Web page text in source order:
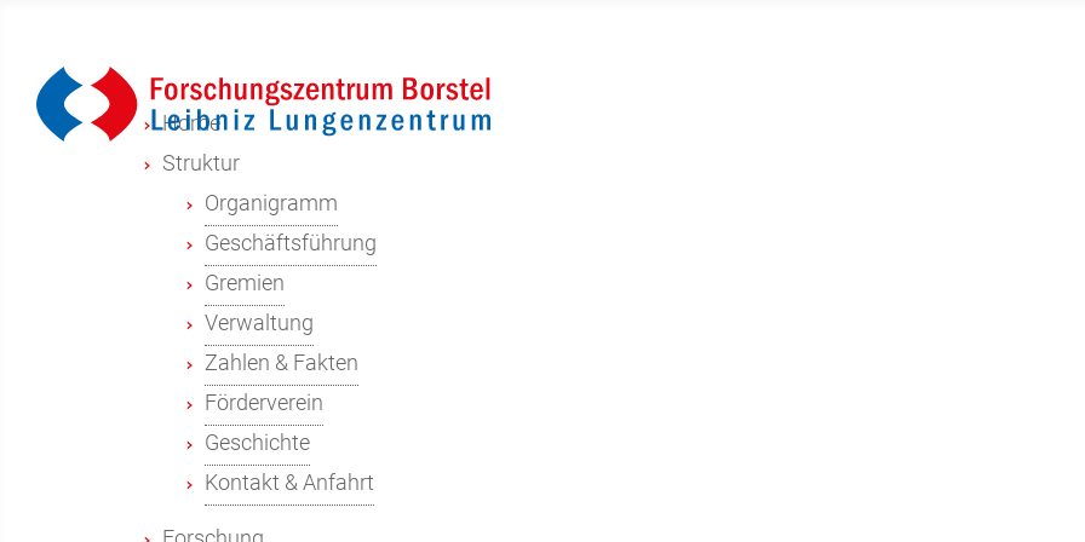
Home
Struktur
Organigramm
Geschäftsführung
Gremien
Verwaltung
Zahlen & Fakten
Förderverein
Geschichte
Kontakt & Anfahrt